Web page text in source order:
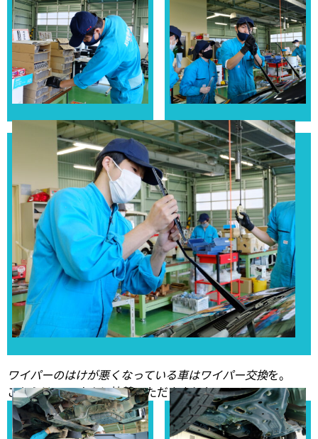
ワイパーのはけが悪くなっている車はワイパー交換を。
こちらはPIAAさんに協賛いただきました。